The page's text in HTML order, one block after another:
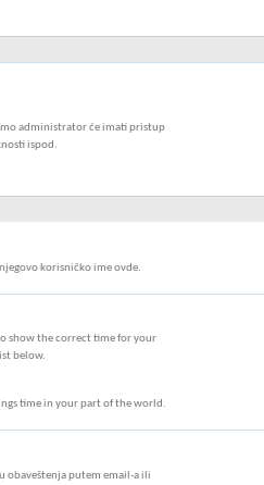
administrator će imati pristup
ispod.
korisničko ime ovde.
show the correct time for your
below.
time in your part of the world.
obaveštenja putem email-a ili